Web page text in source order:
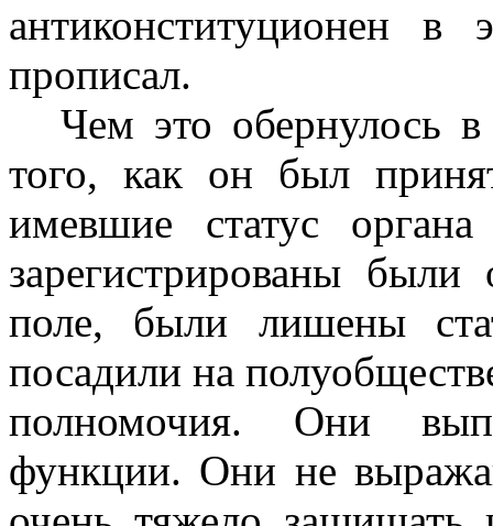
антиконституционен
прописал.
Чем это обернулось
того, как он был
имевшие статус
зарегистрированы
поле, были лишены
посадили на
полномочия. Они
функции. Они не